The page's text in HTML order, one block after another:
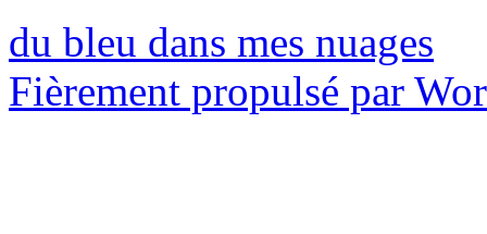
du bleu dans mes nuages
Fièrement propulsé par